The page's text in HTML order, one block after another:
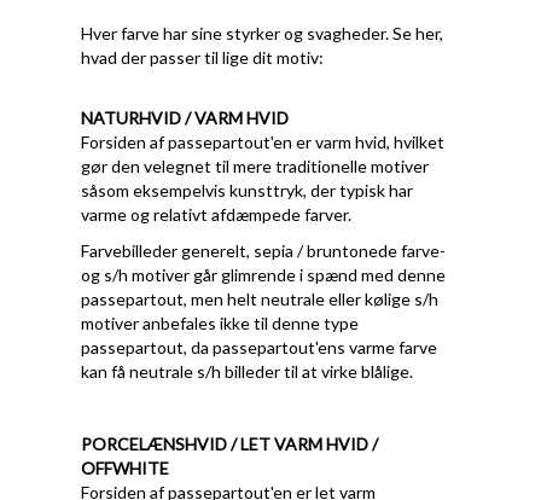
Hver farve har sine styrker og svagheder. Se her,
hvad der passer til lige dit motiv:
NATURHVID / VARM HVID
Forsiden af passepartout'en er varm hvid, hvilket
gør den velegnet til mere traditionelle motiver
såsom eksempelvis kunsttryk, der typisk har
varme og relativt afdæmpede farver.
Farvebilleder generelt, sepia / bruntonede farve-
og s/h motiver går glimrende i spænd med denne
passepartout, men helt neutrale eller kølige s/h
motiver anbefales ikke til denne type
passepartout, da passepartout'ens varme farve
kan få neutrale s/h billeder til at virke blålige.
PORCELÆNSHVID / LET VARM HVID /
OFFWHITE
Forsiden af passepartout'en er let varm